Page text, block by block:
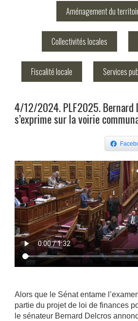
Aménagement du
Collectivités locales
Fiscalité locale Services
4/12/2024. PLF2025. Bernard
s’exprime sur la voirie
Alors que le Sénat entame
partie du projet de loi de finances
le sénateur Bernard Delcros